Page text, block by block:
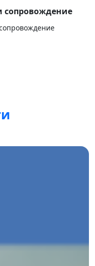
сопровождение